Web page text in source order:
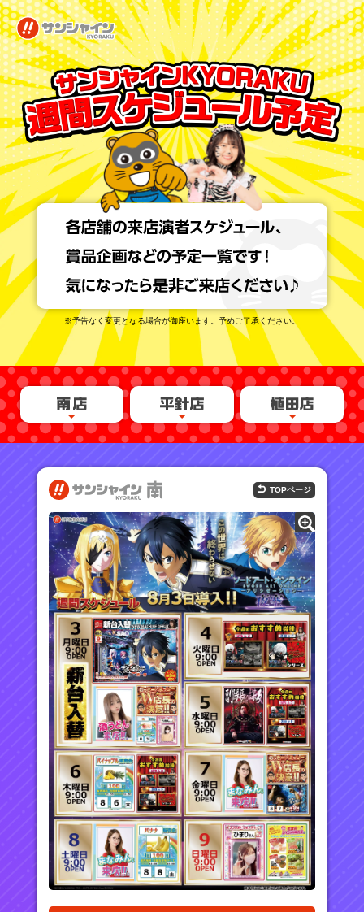
※予告なく変更となる場合が御座います。予めご了承ください。
TOPページ